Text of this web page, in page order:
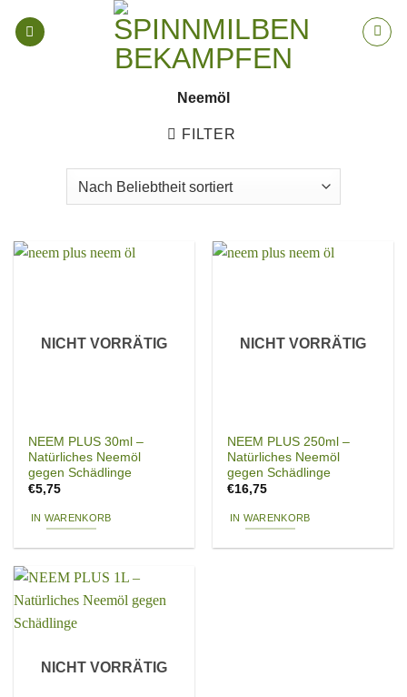
Inhalt
Neemöl
FILTER
NICHT VORRÄTIG
NEEM PLUS 30ml –
Natürliches Neemöl
gegen Schädlinge
€5,75
IN WARENKORB
NICHT VORRÄTIG
NEEM PLUS 250ml –
Natürliches Neemöl
gegen Schädlinge
€16,75
IN WARENKORB
NICHT VORRÄTIG